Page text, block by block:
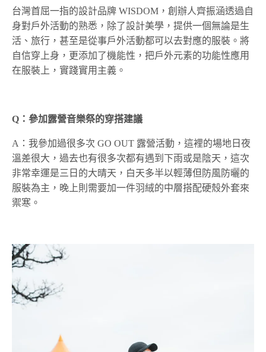
台灣首屈一指的設計品牌 WISDOM，創辦人齊振涵透過自
身對戶外活動的熟悉，除了設計美學，提供一個無論是生
活、旅行，甚至是從事戶外活動都可以去對應的服裝。將
自信穿上身，更添加了機能性，把戶外元素的功能性應用
在服裝上，實踐實用主義。
Q ：參加露營音樂祭的穿搭建議
A：我參加過很多次 GO OUT 露營活動，這裡的場地日夜
溫差很大，過去也有很多次都有遇到下雨或是陰天，這次
非常幸運是三日的大晴天，白天多半以輕薄但防風防曬的
服裝為主，晚上則需要加一件羽絨的中層搭配硬殼外套來
禦寒。